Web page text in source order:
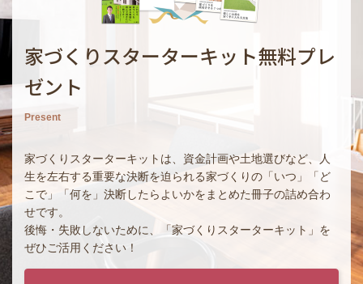
家づくりスターターキット無料プレ
ゼント
Present
家づくりスターターキットは、資金計画や土地選びなど、人
生を左右する重要な決断を迫られる家づくりの「いつ」「ど
こで」「何を」決断したらよいかをまとめた冊子の詰め合わ
せです。
後悔・失敗しないために、「家づくりスターターキット」を
ぜひご活用ください！